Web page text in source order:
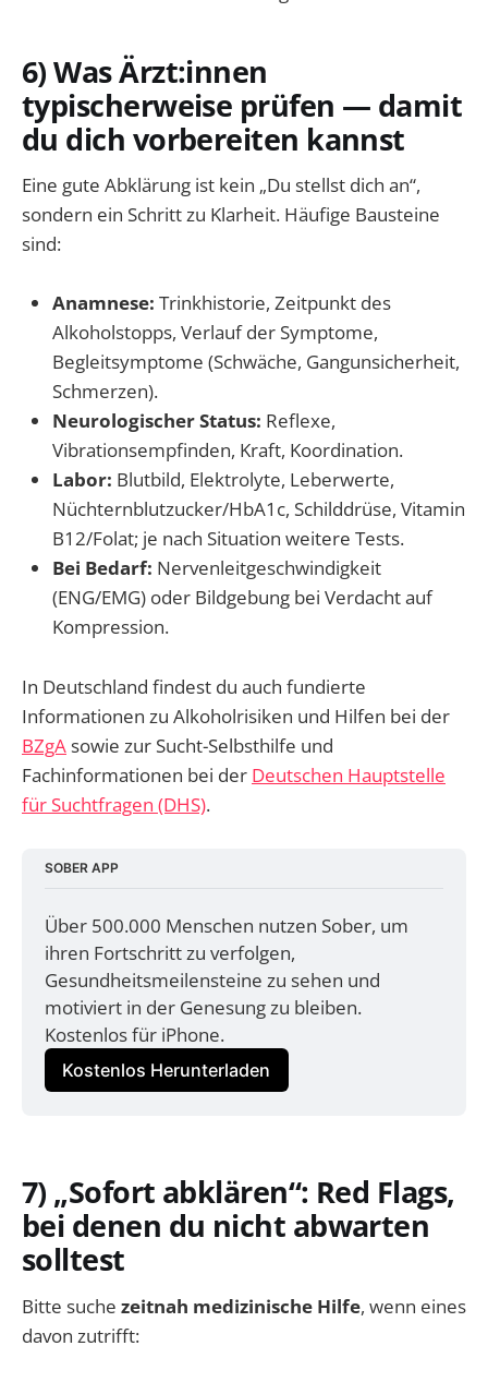
6) Was Ärzt:innen
typischerweise prüfen — damit
du dich vorbereiten kannst
Eine gute Abklärung ist kein „Du stellst dich an“,
sondern ein Schritt zu Klarheit. Häufige Bausteine
sind:
Anamnese: Trinkhistorie, Zeitpunkt des
Alkoholstopps, Verlauf der Symptome,
Begleitsymptome (Schwäche, Gangunsicherheit,
Schmerzen).
Neurologischer Status: Reflexe,
Vibrationsempfinden, Kraft, Koordination.
Labor: Blutbild, Elektrolyte, Leberwerte,
Nüchternblutzucker/HbA1c, Schilddrüse, Vitamin
B12/Folat; je nach Situation weitere Tests.
Bei Bedarf: Nervenleitgeschwindigkeit
(ENG/EMG) oder Bildgebung bei Verdacht auf
Kompression.
In Deutschland findest du auch fundierte
Informationen zu Alkoholrisiken und Hilfen bei der
BZgAsowie zur Sucht-Selbsthilfe und
Fachinformationen bei der Deutschen Hauptstelle
für Suchtfragen (DHS).
SOBER APP
Über 500.000 Menschen nutzen Sober, um
ihren Fortschritt zu verfolgen,
Gesundheitsmeilensteine zu sehen und
motiviert in der Genesung zu bleiben.
Kostenlos für iPhone.
Kostenlos Herunterladen
7) „Sofort abklären“: Red Flags,
bei denen du nicht abwarten
solltest
Bitte suche zeitnah medizinische Hilfe, wenn eines
davon zutrifft: